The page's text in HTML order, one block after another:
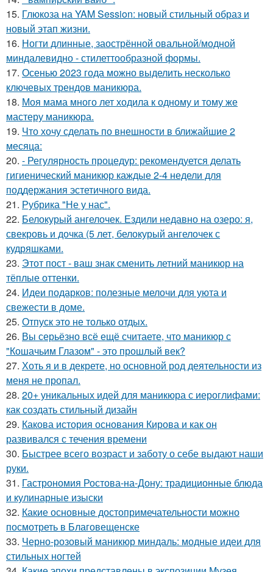
15. Глюкоза на YAM Session: новый стильный образ и
новый этап жизни.
16. Ногти длинные, заострённой овальной/модной
миндалевидно - стилеттообразной формы.
17. Осенью 2023 года можно выделить несколько
ключевых трендов маникюра.
18. Моя мама много лет ходила к одному и тому же
мастеру маникюра.
19. Что хочу сделать по внешности в ближайшие 2
месяца:
20. - Регулярность процедур: рекомендуется делать
гигиенический маникюр каждые 2-4 недели для
поддержания эстетичного вида.
21. Рубрика "Не у нас".
22. Белокурый ангелочек. Ездили недавно на озеро: я,
свекровь и дочка (5 лет, белокурый ангелочек с
кудряшками.
23. Этот пост - ваш знак сменить летний маникюр на
тёплые оттенки.
24. Идеи подарков: полезные мелочи для уюта и
свежести в доме.
25. Отпуск это не только отдых.
26. Вы серьёзно всё ещё считаете, что маникюр с
"Кошачьим Глазом" - это прошлый век?
27. Хоть я и в декрете, но основной род деятельности из
меня не пропал.
28. 20+ уникальных идей для маникюра с иероглифами:
как создать стильный дизайн
29. Какова история основания Кирова и как он
развивался с течения времени
30. Быстрее всего возраст и заботу о себе выдают наши
руки.
31. Гастрономия Ростова-на-Дону: традиционные блюда
и кулинарные изыски
32. Какие основные достопримечательности можно
посмотреть в Благовещенске
33. Черно-розовый маникюр миндаль: модные идеи для
стильных ногтей